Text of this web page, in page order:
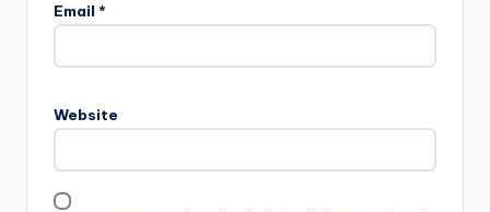
Email *
Website